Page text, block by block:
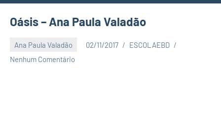
Oásis – Ana Paula Valadão
Ana Paula Valadão 02/11/2017
ESCOLAEBD
Nenhum Comentário